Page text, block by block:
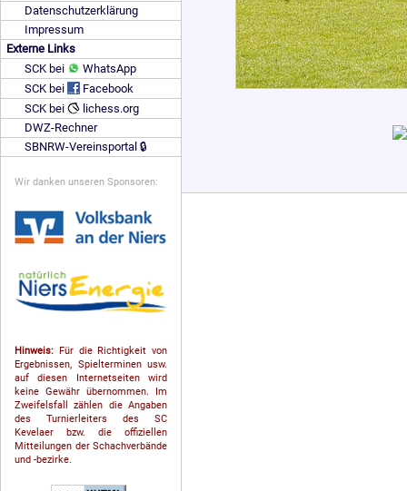
Datenschutzerklärung
Impressum
Externe Links
SCK bei
WhatsApp
SCK bei
Facebook
SCK bei
lichess.org
DWZ-Rechner
SBNRW-Vereinsportal 🔒
Wir danken unseren Sponsoren:
Hinweis: Für die Richtigkeit von
Ergebnissen, Spielterminen usw.
auf diesen Internetseiten wird
keine Gewähr übernommen. Im
Zweifelsfall zählen die Angaben
des Turnierleiters des SC
Kevelaer bzw. die offiziellen
Mitteilungen der Schach­ver­bände
und -bezirke.